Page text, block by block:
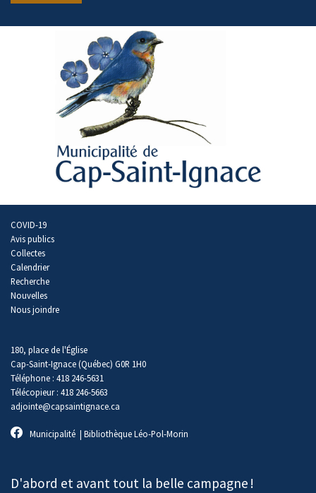
COVID-19
Avis publics
Collectes
Calendrier
Recherche
Nouvelles
Nous joindre
180, place de l'Église
Cap-Saint-Ignace (Québec) G0R 1H0
Téléphone : 418 246-5631
Télécopieur : 418 246-5663
adjointe@capsaintignace.ca
Municipalité | Bibliothèque Léo-Pol-Morin
D'abord et avant tout la belle campagne !